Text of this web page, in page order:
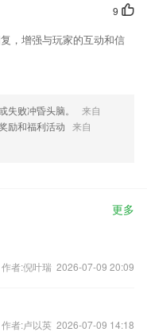
9
，增强与玩家的互动和信
失败冲昏头脑。
来自
励和福利活动 来自
更多
作者:倪叶瑞 2026-07-09 20:09
作者:卢以英 2026-07-09 14:18